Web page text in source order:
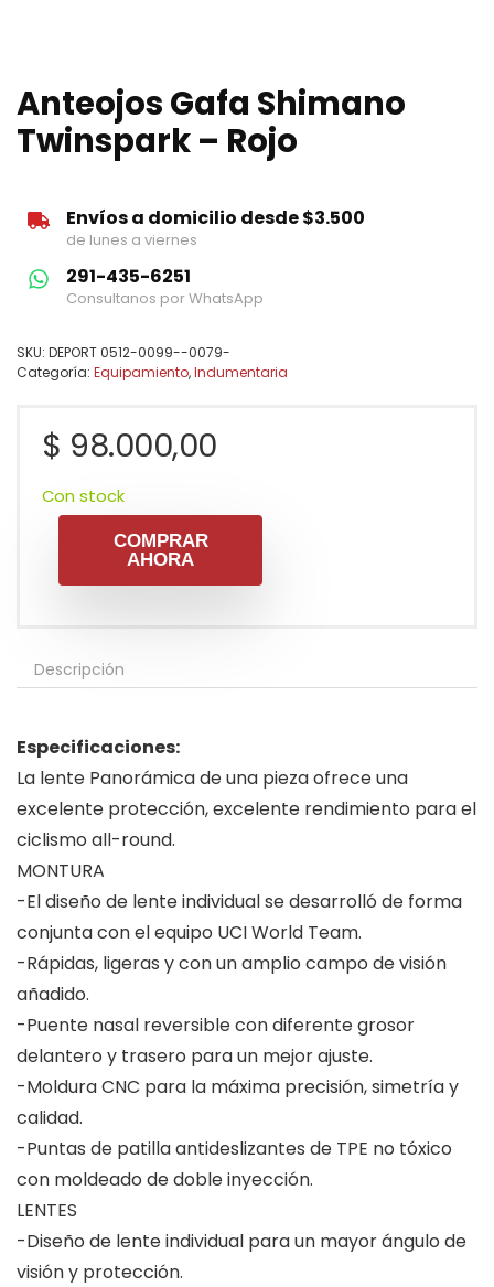
Anteojos Gafa Shimano
Twinspark – Rojo
Envíos a domicilio desde $3.500
de lunes a viernes
291-435-6251
Consultanos por WhatsApp
SKU: DEPORT 0512-0099--0079-
Categoría: Equipamiento,Indumentaria
$ 98.000,00
Con stock
COMPRAR
AHORA
Descripción
Especificaciones:
La lente Panorámica de una pieza ofrece una
excelente protección, excelente rendimiento para el
ciclismo all-round.
MONTURA
-El diseño de lente individual se desarrolló de forma
conjunta con el equipo UCI World Team.
-Rápidas, ligeras y con un amplio campo de visión
añadido.
-Puente nasal reversible con diferente grosor
delantero y trasero para un mejor ajuste.
-Moldura CNC para la máxima precisión, simetría y
calidad.
-Puntas de patilla antideslizantes de TPE no tóxico
con moldeado de doble inyección.
LENTES
-Diseño de lente individual para un mayor ángulo de
visión y protección.